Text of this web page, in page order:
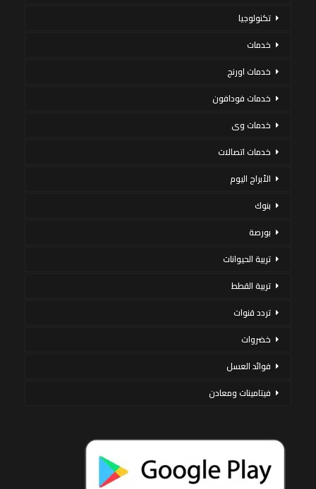
تكنولوجيا
خدمات
خدمات اورنج
خدمات فودافون
خدمات وى
خدمات اتصالات
الأبراج اليوم
بنوك
بورصة
تربية الحيوانات
تربية القطط
تردد قنوات
خضروات
فوائد العسل
فيتامينات ومعادن